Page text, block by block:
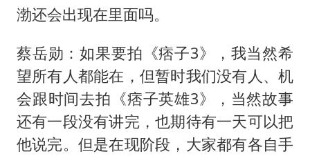
渤还会出现在里面吗。
蔡岳勋：如果要拍《痞子3》，我当然希
望所有人都能在，但暂时我们没有人、机
会跟时间去拍《痞子英雄3》，当然故事
还有一段没有讲完，也期待有一天可以把
他说完。但是在现阶段，大家都有各自手